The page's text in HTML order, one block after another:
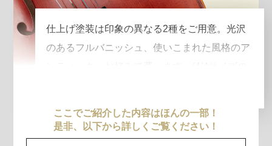
仕上げ塗装は印象の異なる2種をご用意。光沢
のあるフルバニッシュ、使いこまれた風格のア
ここでご紹介した内容はほんの一部！
是非、以下から詳しくご覧ください！